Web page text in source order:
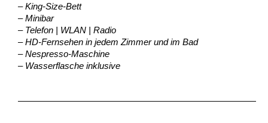
– King-Size-Bett
– Minibar
– Telefon | WLAN | Radio
– HD-Fernsehen in jedem Zimmer und im Bad
–Nespresso-Maschine
– Wasserflasche inklusive